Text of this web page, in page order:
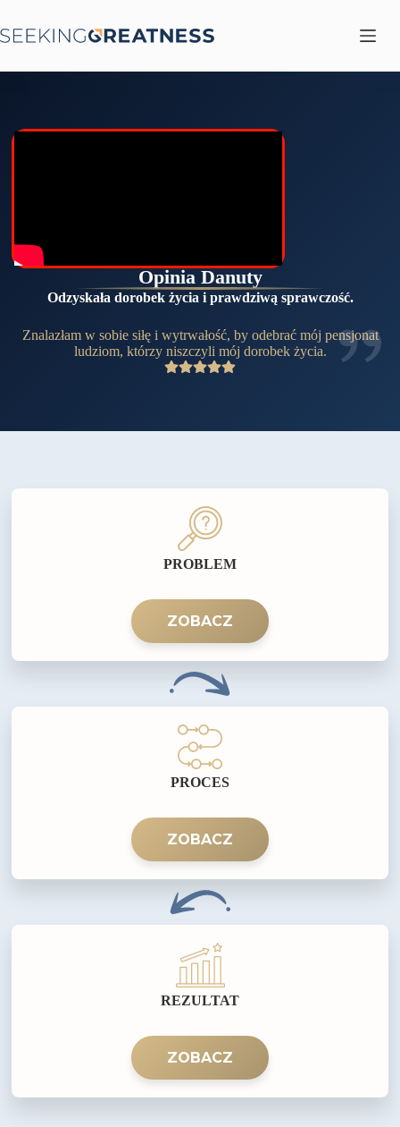
treści
Opinia Danuty
Odzyskała dorobek życia i prawdziwą sprawczość.
Znalazłam w sobie siłę i wytrwałość, by odebrać mój pensjonat
ludziom, którzy niszczyli mój dorobek życia.
PROBLEM
ZOBACZ
PROCES
ZOBACZ
REZULTAT
ZOBACZ